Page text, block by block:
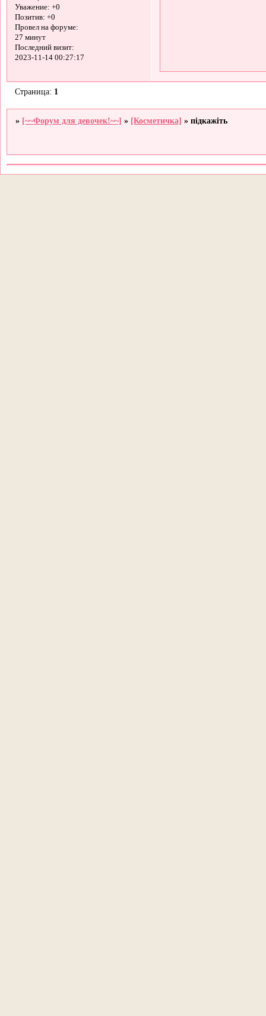
Уважение: +0
Позитив: +0
Провел на форуме:
27 минут
Последний визит:
2023-11-14 00:27:17
Страница: 1
» [~~Форум для девочек!~~] » [Косметичка] »підкажіть